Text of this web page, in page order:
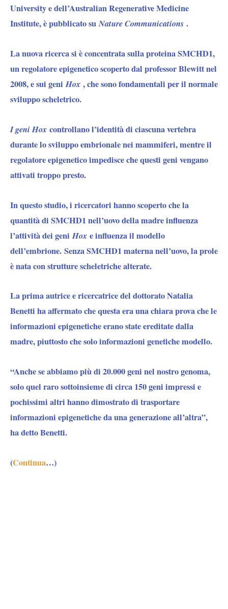
University e dell’Australian Regenerative Medicine
Institute, è pubblicato suNature Communications .
La nuova ricerca si è concentrata sulla proteina SMCHD1,
un regolatore epigenetico scoperto dal professor Blewitt nel
2008, e sui geniHox , che sono fondamentali per il normale
sviluppo scheletrico.
I geni Hox controllano l’identità di ciascuna vertebra
durante lo sviluppo embrionale nei mammiferi, mentre il
regolatore epigenetico impedisce che questi geni vengano
attivati ​​troppo presto.
In questo studio, i ricercatori hanno scoperto che la
quantità di SMCHD1 nell’uovo della madre influenza
l’attività dei geniHox e influenza il modello
dell’embrione. Senza SMCHD1 materna nell’uovo, la prole
è nata con strutture scheletriche alterate.
La prima autrice e ricercatrice del dottorato Natalia
Benetti ha affermato che questa era una chiara prova che le
informazioni epigenetiche erano state ereditate dalla
madre, piuttosto che solo informazioni genetiche modello.
“Anche se abbiamo più di 20.000 geni nel nostro genoma,
solo quel raro sottoinsieme di circa 150 geni impressi e
pochissimi altri hanno dimostrato di trasportare
informazioni epigenetiche da una generazione all’altra”,
ha detto Benetti.
(Continua…)